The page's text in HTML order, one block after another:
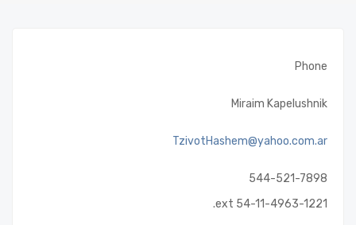
Phone
Miraim Kapelushnik
TzivotHashem@yahoo.com.ar
544-521-7898
54-11-4963-1221 ext.